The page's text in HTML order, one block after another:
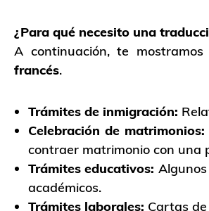
¿Para qué necesito una
A continuación, te
francés.
Trámites de inmigración:
Celebración de matrimonios:
contraer matrimonio con una
Trámites educativos:
académicos.
Trámites laborales: Cartas